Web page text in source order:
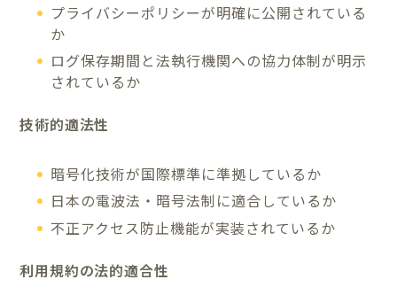
プライバシーポリシーが明確に公開されている
か
ログ保存期間と法執行機関への協力体制が明示
されているか
技術的適法性
暗号化技術が国際標準に準拠しているか
日本の電波法・暗号法制に適合しているか
不正アクセス防止機能が実装されているか
利用規約の法的適合性